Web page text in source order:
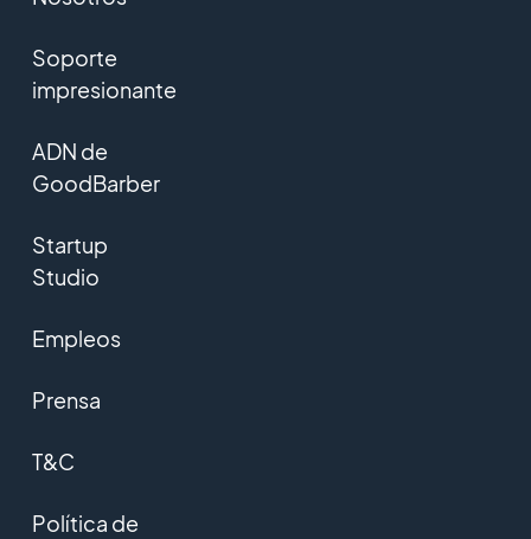
Soporte
impresionante
ADN de
GoodBarber
Startup
Studio
Empleos
Prensa
T&C
Política de